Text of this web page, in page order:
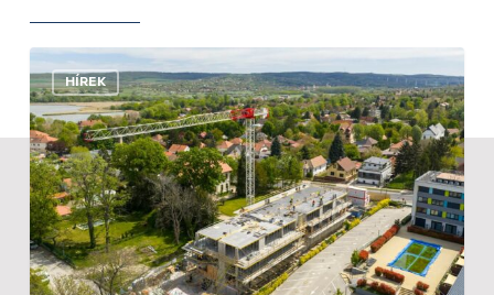
HÍREK
Tetőteraszos
lakások
épülnek
finn
szaunával
Balatonföldváron